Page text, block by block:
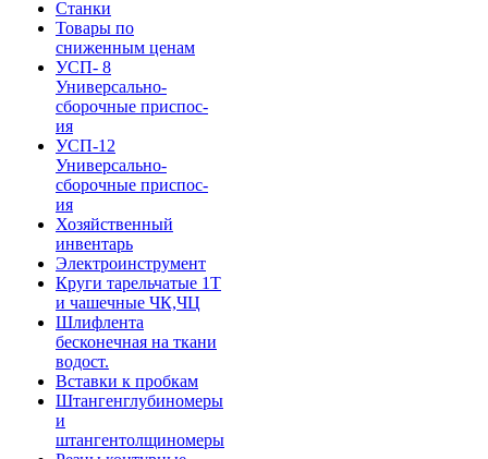
Станки
Товары по
сниженным ценам
УСП- 8
Универсально-
сборочные приспос-
ия
УСП-12
Универсально-
сборочные приспос-
ия
Хозяйственный
инвентарь
Электроинструмент
Круги тарельчатые 1Т
и чашечные ЧК,ЧЦ
Шлифлента
бесконечная на ткани
водост.
Вставки к пробкам
Штангенглубиномеры
и
штангентолщиномеры